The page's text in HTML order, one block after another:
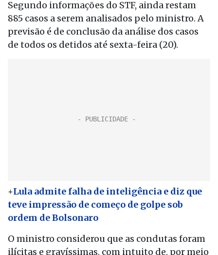
Segundo informações do STF, ainda restam
885 casos a serem analisados pelo ministro. A
previsão é de conclusão da análise dos casos
de todos os detidos até sexta-feira (20).
+Lula admite falha de inteligência e diz que
teve impressão de começo de golpe sob
ordem de Bolsonaro
O ministro considerou que as condutas foram
ilícitas e gravíssimas, com intuito de, por meio